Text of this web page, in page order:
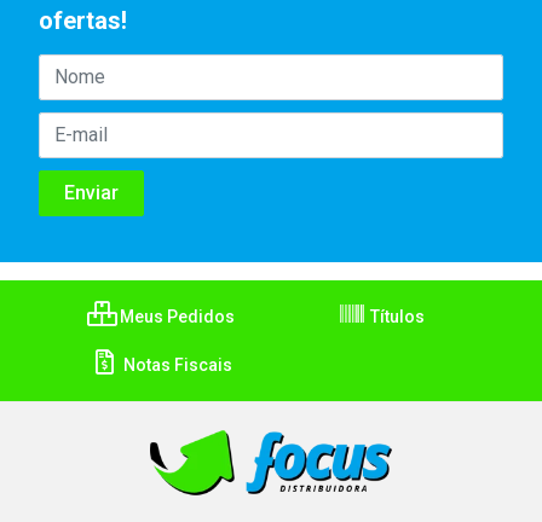
ofertas!
Meus Pedidos Títulos
Notas Fiscais